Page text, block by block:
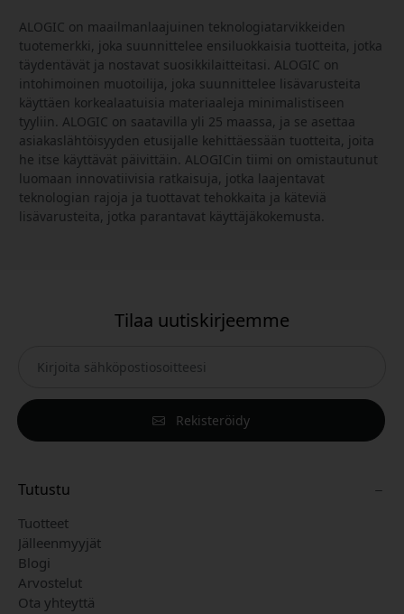
ALOGIC on maailmanlaajuinen teknologiatarvikkeiden
tuotemerkki, joka suunnittelee ensiluokkaisia tuotteita, jotka
täydentävät ja nostavat suosikkilaitteitasi. ALOGIC on
intohimoinen muotoilija, joka suunnittelee lisävarusteita
käyttäen korkealaatuisia materiaaleja minimalistiseen
tyyliin. ALOGIC on saatavilla yli 25 maassa, ja se asettaa
asiakaslähtöisyyden etusijalle kehittäessään tuotteita, joita
he itse käyttävät päivittäin. ALOGICin tiimi on omistautunut
luomaan innovatiivisia ratkaisuja, jotka laajentavat
teknologian rajoja ja tuottavat tehokkaita ja käteviä
lisävarusteita, jotka parantavat käyttäjäkokemusta.
Tilaa uutiskirjeemme
Rekisteröidy
Tutustu
Tuotteet
Jälleenmyyjät
Blogi
Arvostelut
Ota yhteyttä